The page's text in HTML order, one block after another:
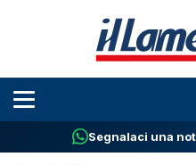
Segnalaci una